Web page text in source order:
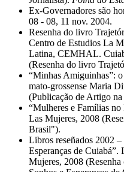
Ex-Governadores são
08 - 08, 11 nov. 2004.
Resenha do livro
Centro de Estudios La
Latina, CEMHAL.
(Resenha do livro
“Minhas Amiguinhas”:
mato-grossense Maria
(Publicação de Artigo
“Mulheres e Famílias
Las Mujeres, 2008
Brasil").
Libros reseñados 2002
Esperanças de
Mujeres, 2008